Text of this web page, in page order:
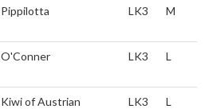
Pippilotta LK3 M
O'Conner LK3 L
Kiwi of Austrian
LK3 L